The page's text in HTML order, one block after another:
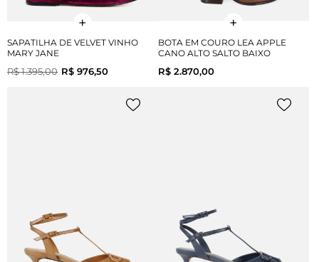
SAPATILHA DE VELVET VINHO
MARY JANE
R$ 1.395,00 R$ 976,50
BOTA EM COURO LEA APPLE
CANO ALTO SALTO BAIXO
R$ 2.870,00